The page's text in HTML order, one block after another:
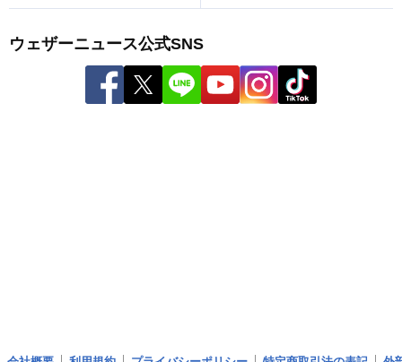
ウェザーニュース公式SNS